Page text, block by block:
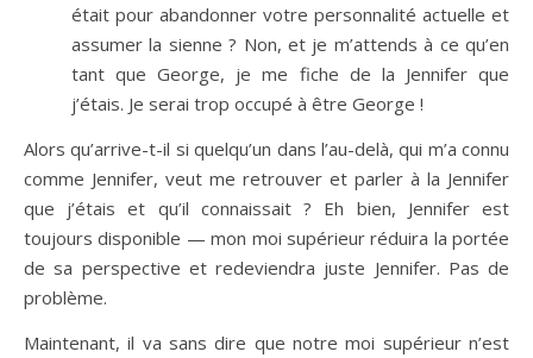
était pour abandonner votre personnalité actuelle et
assumer la sienne ? Non, et je m’attends à ce qu’en
tant que George, je me fiche de la Jennifer que
j’étais. Je serai trop occupé à être George !
Alors qu’arrive-t-il si quelqu’un dans l’au-delà, qui m’a connu
comme Jennifer, veut me retrouver et parler à la Jennifer
que j’étais et qu’il connaissait ? Eh bien, Jennifer est
toujours disponible — mon moi supérieur réduira la portée
de sa perspective et redeviendra juste Jennifer. Pas de
problème.
Maintenant, il va sans dire que notre moi supérieur n’est